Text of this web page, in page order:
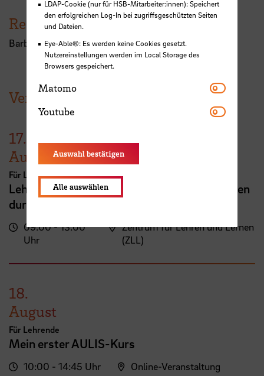
Referent:in
Barbara Schilz-Bösing
Veranstaltungen der HSB
17.
August
Für Lehrende
Lehrveranstaltungsplanung mit KI. Zeit sparen
durch digitale Tools
09:00 - 13:00
Uhr
Zentrum für Lehren und Lernen
(ZLL)
18.
August
Für Lehrende
Mein erster AULIS-Kurs
10:00 - 14:45 Uhr Online-Veranstaltung
LDAP-Cookie (nur für HSB-Mitarbeiter:innen): Speichert
den erfolgreichen Log-In bei zugriffsgeschützten Seiten
und Dateien.
Eye-Able®: Es werden keine Cookies gesetzt.
Nutzereinstellungen werden im Local Storage des
Browsers gespeichert.
Matomo Matomo
Youtube Youtube
Auswahl bestätigen
Alle auswählen